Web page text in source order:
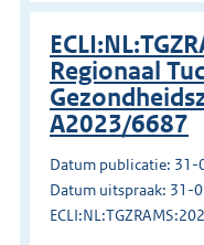
Regionaal
A2023/6687
Datum publicatie: 31-
Datum uitspraak: 31-